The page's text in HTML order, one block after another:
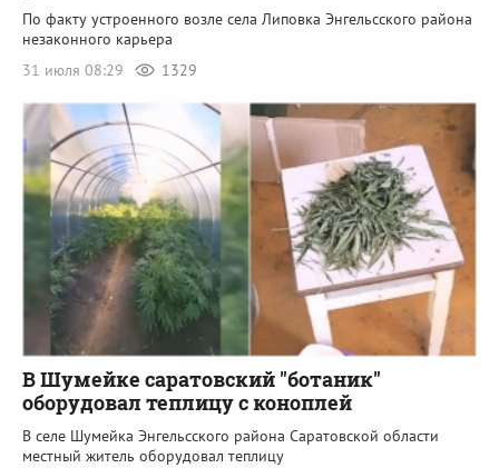
По факту устроенного возле села Липовка Энгельсского района
незаконного карьера
31 июля 08:29
1329
В Шумейке саратовский "ботаник"
оборудовал теплицу с коноплей
В селе Шумейка Энгельсского района Саратовской области
местный житель оборудовал теплицу